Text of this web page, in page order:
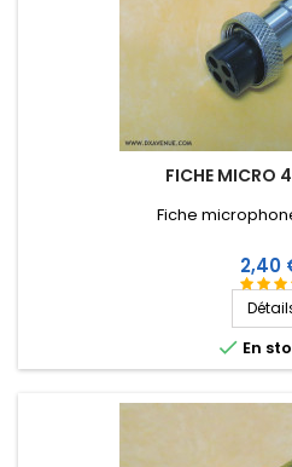
FICHE MICRO
Fiche
Prix
2,40
 En